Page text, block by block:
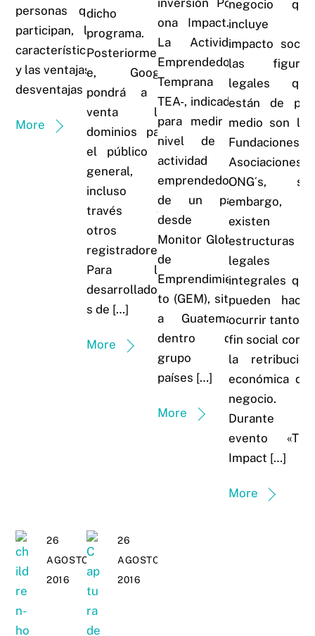
personas que
participan, las
características
y las ventajas y
desventajas
More
dicho
programa.
Posteriorment
e, Google
pondrá a la
venta los
dominios para
el público en
general,
incluso a
través de
otros
registradores.
Para los
desarrolladore
s de […]
More
ona Impact.
La Actividad
Emprendedora
Temprana –
TEA-, indicador
para medir el
nivel de la
actividad
emprendedora
de un país
desde el
Monitor Global
de
Emprendimien
to (GEM), sitúa
a Guatemala
dentro del
grupo de
países […]
More
negocio que
incluye un
impacto social
las figuras
legales que
están de por
medio son las
Fundaciones,
Asociaciones u
ONG´s, sin
embargo,
existen
estructuras
legales
integrales que
pueden hacer
ocurrir tanto el
fin social como
la retribución
económica del
negocio.
Durante el
evento «The
Impact […]
More
26
AGOSTO,
2016
26
AGOSTO,
2016